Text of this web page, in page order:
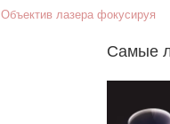
Объектив лазера фокусируя
Самые